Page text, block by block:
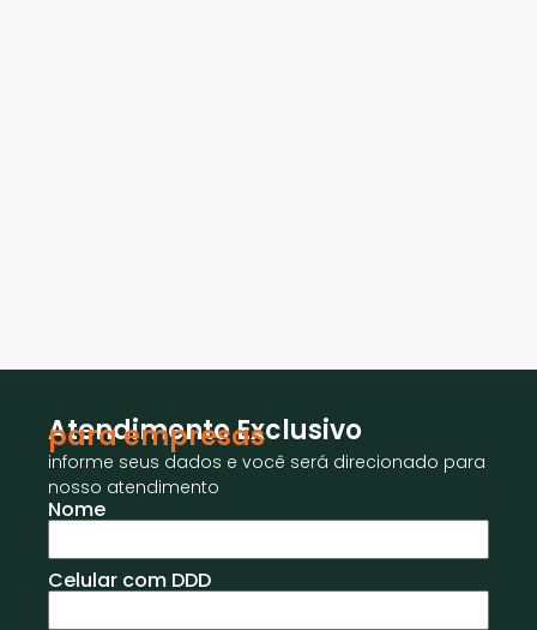
Atendimento Exclusivo
para empresas
informe seus dados e você será direcionado para
nosso atendimento
Nome
Celular com DDD